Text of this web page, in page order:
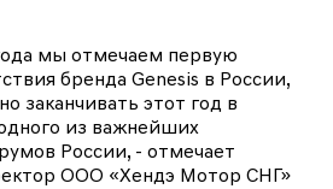
мы отмечаем первую
бренда Genesis в России,
заканчивать этот год в
из важнейших
России, - отмечает
ООО «Хендэ Мотор СНГ»